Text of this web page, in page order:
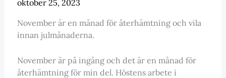
oktober 25, 2023
November är en månad för återhämtning och vila
innan julmånaderna.
November är på ingång och det är en månad för
återhämtning för min del. Höstens arbete i